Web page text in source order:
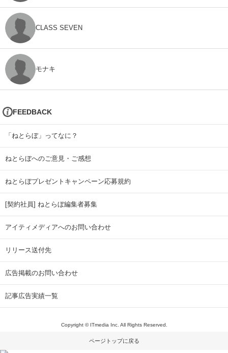
CLASS SEVEN
モナキ
FEEDBACK
「ねとらぼ」ってなに？
ねとらぼへのご意見・ご感想
ねとらぼプレゼントキャンペーン応募規約
[契約社員] ねとらぼ編集者募集
アイティメディアへのお問い合わせ
リリース送付先
広告掲載のお問い合わせ
記事広告実績一覧
Copyright © ITmedia Inc. All Rights Reserved.
ページトップに戻る